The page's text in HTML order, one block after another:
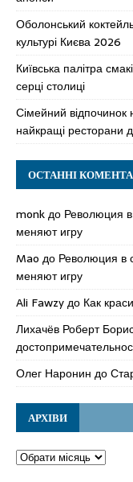
Оболонський
культурі Києва 2026
Київська палітра
серці столиці
Сімейний відпочинок
найкращі ресторани
ОСТАННІ
monkдо Революция
меняют игру
Mao до Революция в
меняют игру
Ali Fawzyдо Как
Лихачёв Роберт
Олег Наронин до
АРХІВИ